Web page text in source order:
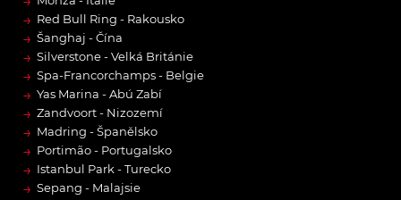
→ Red Bull Ring - Rakousko
→ Šanghaj - Čína
→ Silverstone - Velká Británie
→ Spa-Francorchamps - Belgie
→ Yas Marina - Abú Zabí
→ Zandvoort - Nizozemí
→ Madring - Španělsko
→ Portimão - Portugalsko
→ Istanbul Park - Turecko
→ Sepang - Malajsie